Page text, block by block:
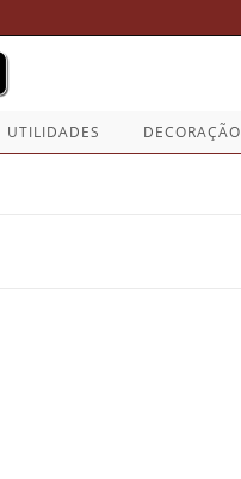
UTILIDADES DECORAÇÃO